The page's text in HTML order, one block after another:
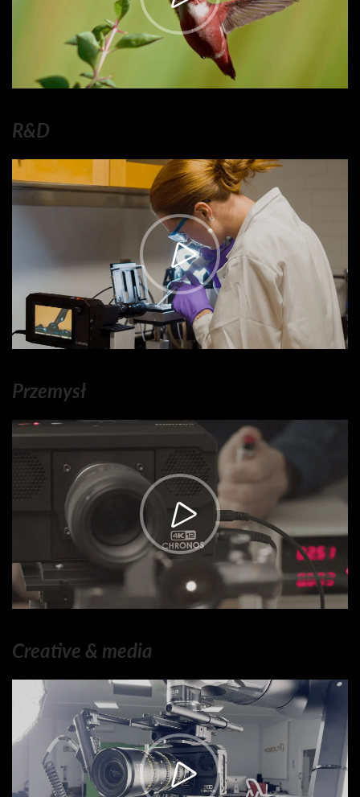
R&D
Przemysł
Creative & media